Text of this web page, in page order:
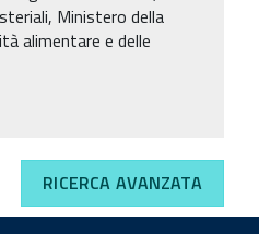
Ministero della
alimentare e delle
RICERCA AVANZATA